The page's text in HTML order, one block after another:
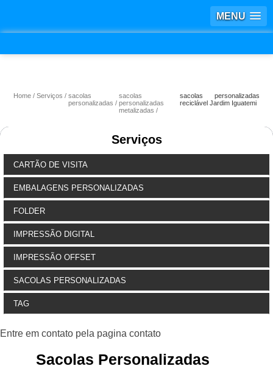
MENU
Home Serviços
sacolas
personalizadas
sacolas
personalizadas
metalizadas
sacolas personalizadas
reciclável Jardim Iguatemi
Serviços
CARTÃO DE VISITA
EMBALAGENS PERSONALIZADAS
FOLDER
IMPRESSÃO DIGITAL
IMPRESSÃO OFFSET
SACOLAS PERSONALIZADAS
TAG
Sacolas Personalizadas